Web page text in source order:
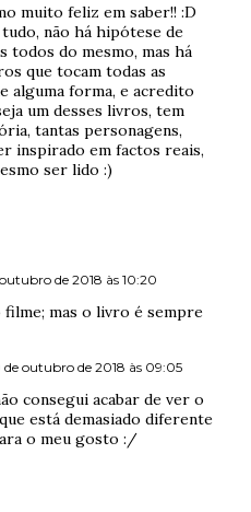
muito feliz em saber!! :D
não há hipótese de
todos do mesmo, mas há
que tocam todas as
alguma forma, e acredito
um desses livros, tem
tantas personagens,
inspirado em factos reais,
ser lido :)
de 2018 às 10:20
mas o livro é sempre
de outubro de 2018 às 09:05
consegui acabar de ver o
está demasiado diferente
o meu gosto :/